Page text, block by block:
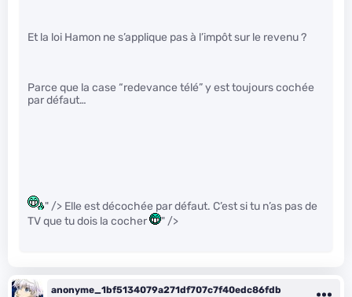
Et la loi Hamon ne s’applique pas à l’impôt sur le revenu ?
Parce que la case “redevance télé” y est toujours cochée
par défaut…
" /> Elle est décochée par défaut. C’est si tu n’as pas de
TV que tu dois la cocher
" />
anonyme_1bf5134079a271df707c7f40edc86fdb